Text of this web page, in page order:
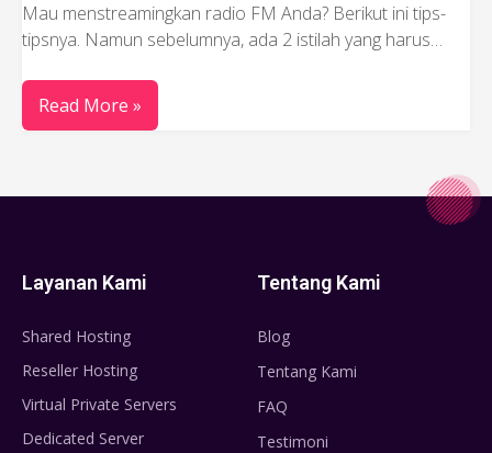
Mau menstreamingkan radio FM Anda? Berikut ini tips-
tipsnya. Namun sebelumnya, ada 2 istilah yang harus…
Read More »
Layanan Kami
Shared Hosting
Reseller Hosting
Virtual Private Servers
Dedicated Server
Tentang Kami
Blog
Tentang Kami
FAQ
Testimoni